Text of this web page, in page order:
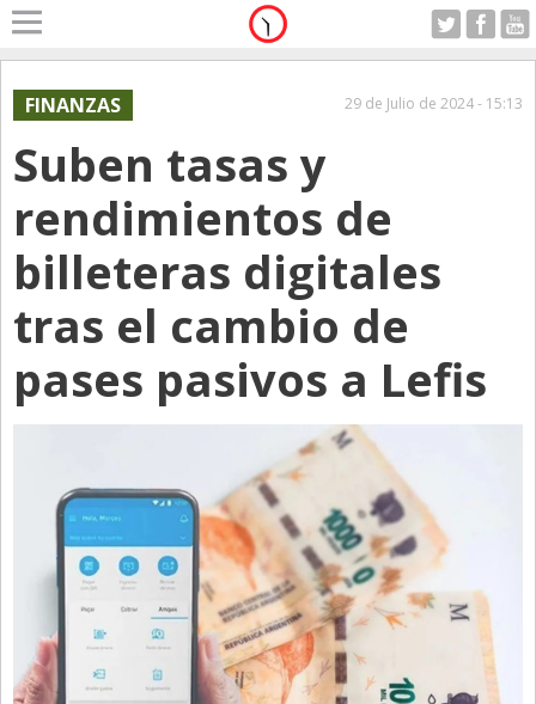
Home
A Motor
Alerta
Anticipo
Campo
Carrera & Emprendedores
Club House
Con Estilo
Diarios del Mundo
Directivos
Ecología y Ambiente
Economía
El Experto
Domingo 09.08.2026
FINANZAS 29 de Julio de 2024 - 15:13
Suben tasas y
rendimientos de
billeteras digitales
tras el cambio de
pases pasivos a Lefis